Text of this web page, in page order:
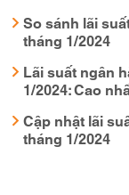
So sánh lãi
tháng 1/2024
Lãi suất ngân
1/2024: Cao
Cập nhật lãi
tháng 1/2024